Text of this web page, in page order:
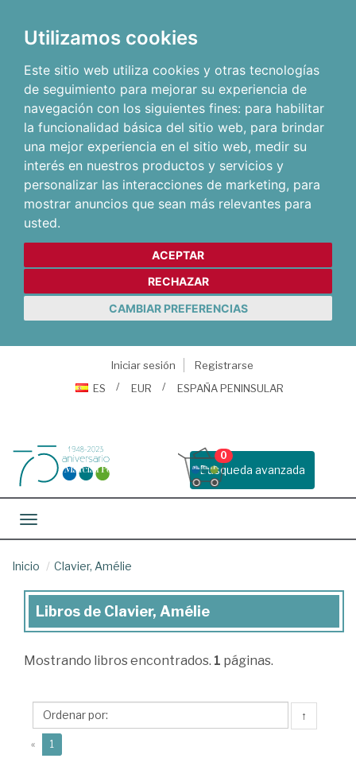
Utilizamos cookies
Este sitio web utiliza cookies y otras tecnologías
de seguimiento para mejorar su experiencia de
navegación con los siguientes fines: para habilitar
la funcionalidad básica del sitio web, para brindar
una mejor experiencia en el sitio web, medir su
interés en nuestros productos y servicios y
personalizar las interacciones de marketing, para
mostrar anuncios que sean más relevantes para
usted.
ACEPTAR
RECHAZAR
CAMBIAR PREFERENCIAS
Iniciar sesión
Registrarse
ES
EUR ESPAÑA PENINSULAR
Busqueda avanzada
0
Toggle navigation
Inicio Clavier, Amélie
Libros
Clavier,
Libros de Clavier, Amélie
Mostrando libros encontrados. 1 páginas.
↑
« 1